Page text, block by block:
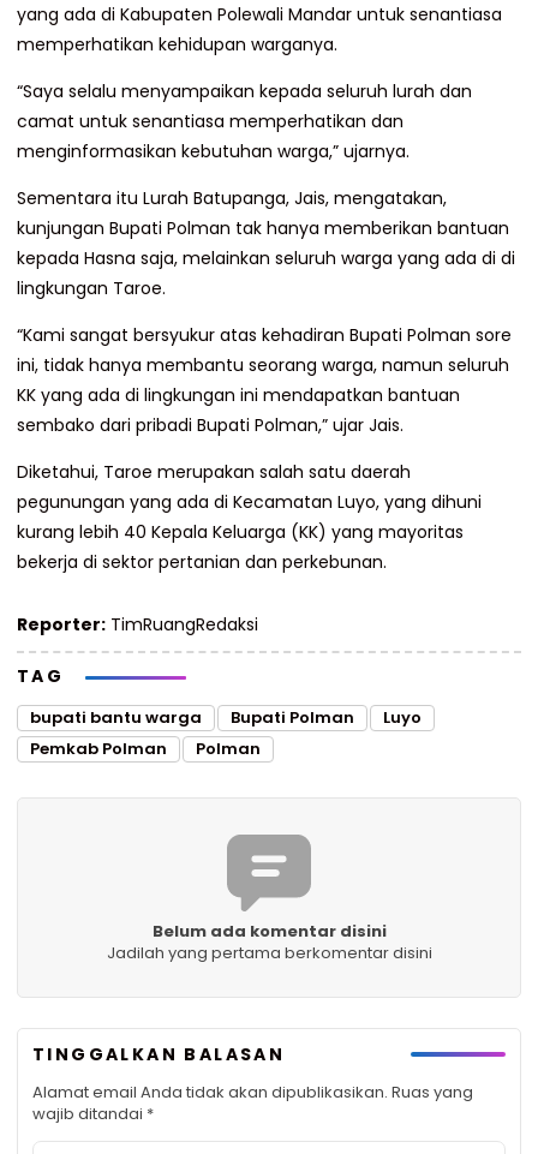
yang ada di Kabupaten Polewali Mandar untuk senantiasa
memperhatikan kehidupan warganya.
“Saya selalu menyampaikan kepada seluruh lurah dan
camat untuk senantiasa memperhatikan dan
menginformasikan kebutuhan warga,” ujarnya.
Sementara itu Lurah Batupanga, Jais, mengatakan,
kunjungan Bupati Polman tak hanya memberikan bantuan
kepada Hasna saja, melainkan seluruh warga yang ada di di
lingkungan Taroe.
“Kami sangat bersyukur atas kehadiran Bupati Polman sore
ini, tidak hanya membantu seorang warga, namun seluruh
KK yang ada di lingkungan ini mendapatkan bantuan
sembako dari pribadi Bupati Polman,” ujar Jais.
Diketahui, Taroe merupakan salah satu daerah
pegunungan yang ada di Kecamatan Luyo, yang dihuni
kurang lebih 40 Kepala Keluarga (KK) yang mayoritas
bekerja di sektor pertanian dan perkebunan.
Reporter: TimRuangRedaksi
TAG
bupati bantu warga Bupati Polman
Luyo
Pemkab Polman
Polman
Belum ada komentar disini
Jadilah yang pertama berkomentar disini
TINGGALKAN BALASAN
Alamat email Anda tidak akan dipublikasikan. Ruas yang
wajib ditandai *